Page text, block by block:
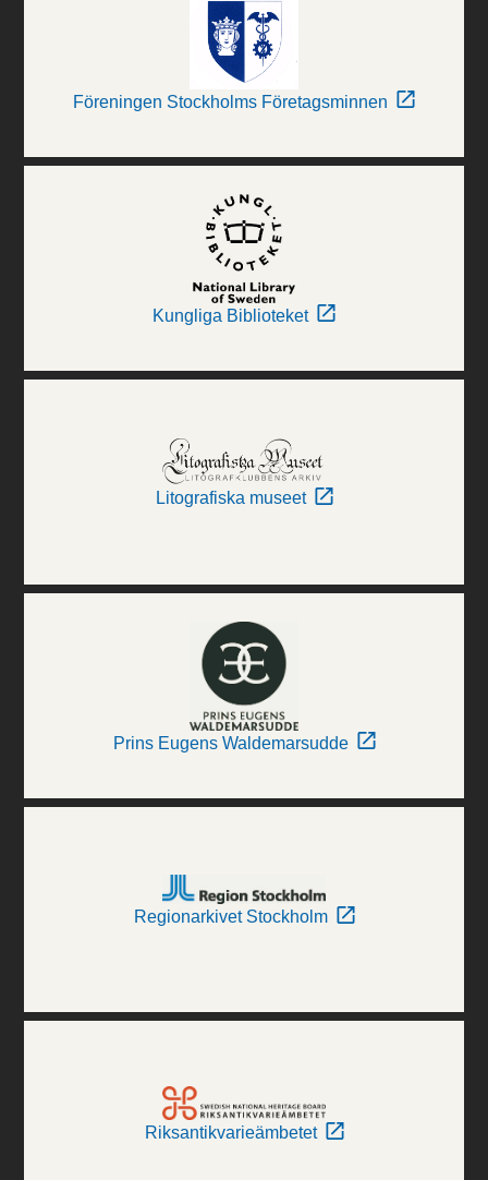
Föreningen Stockholms Företagsminnen
Kungliga Biblioteket
Litografiska museet
Prins Eugens Waldemarsudde
Regionarkivet Stockholm
Riksantikvarieämbetet